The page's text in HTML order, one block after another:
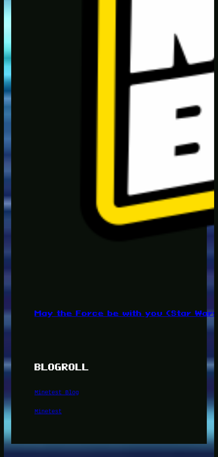
May the Force be with you (Star
BLOGROLL
Minetest Blog
Minetest